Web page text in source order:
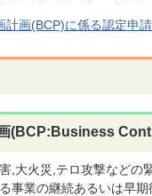
計画(BCP)に係る認定申
(BCP:Business
,大火災,テロ攻撃などの
事業の継続あるいは早